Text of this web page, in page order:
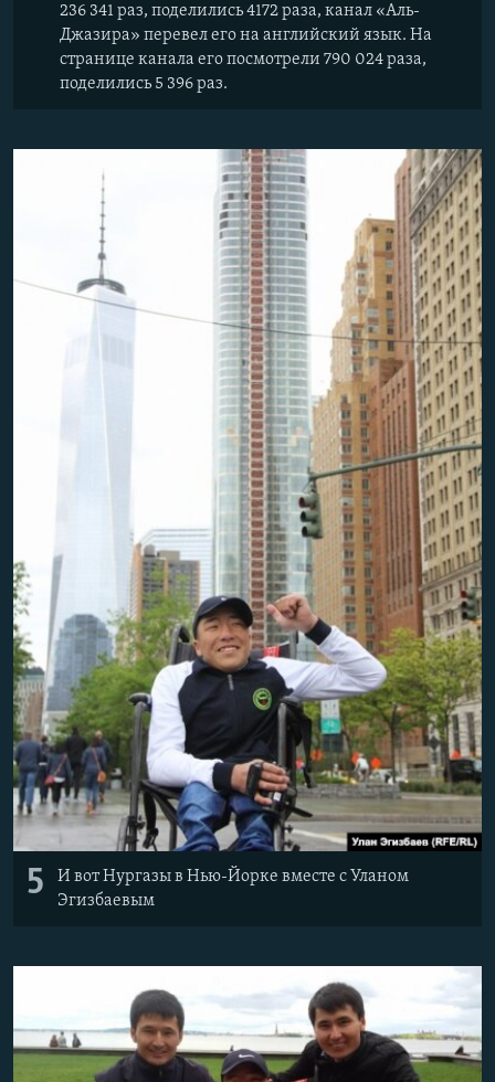
236 341 раз, поделились 4172 раза, канал «Аль-
Джазира» перевел его на английский язык. На
странице канала его посмотрели 790 024 раза,
поделились 5 396 раз.
5
И вот Нургазы в Нью-Йорке вместе с Уланом
Эгизбаевым